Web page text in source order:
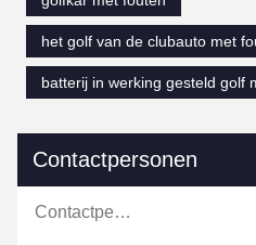
het golf van de clubauto met
batterij in werking gesteld golf
Contactpersonen
Contactpersonen: